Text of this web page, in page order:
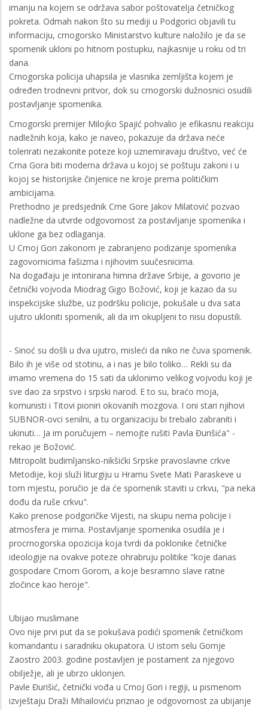
imanju na kojem se održava sabor poštovatelja četničkog
pokreta. Odmah nakon što su mediji u Podgorici objavili tu
informaciju, crnogorsko Ministarstvo kulture naložilo je da se
spomenik ukloni po hitnom postupku, najkasnije u roku od tri
dana.
Crnogorska policija uhapsila je vlasnika zemljišta kojem je
određen trodnevni pritvor, dok su crnogorski dužnosnici osudili
postavljanje spomenika.
Crnogorski premijer Milojko Spajić pohvalio je efikasnu reakciju
nadležnih koja, kako je naveo, pokazuje da država neće
tolerirati nezakonite poteze koji uznemiravaju društvo, već će
Crna Gora biti moderna država u kojoj se poštuju zakoni i u
kojoj se historijske činjenice ne kroje prema političkim
ambicijama.
Prethodno je predsjednik Crne Gore Jakov Milatović pozvao
nadležne da utvrde odgovornost za postavljanje spomenika i
uklone ga bez odlaganja.
U Crnoj Gori zakonom je zabranjeno podizanje spomenika
zagovornicima fašizma i njihovim suučesnicima.
Na događaju je intonirana himna države Srbije, a govorio je
četnički vojvoda Miodrag Gigo Božović, koji je kazao da su
inspekcijske službe, uz podršku policije, pokušale u dva sata
ujutro ukloniti spomenik, ali da im okupljeni to nisu dopustili.
- Sinoć su došli u dva ujutro, misleći da niko ne čuva spomenik.
Bilo ih je više od stotinu, a i nas je bilo toliko… Rekli su da
imamo vremena do 15 sati da uklonimo velikog vojvodu koji je
sve dao za srpstvo i srpski narod. E to su, braćo moja,
komunisti i Titovi pioniri okovanih mozgova. I oni stari njihovi
SUBNOR-ovci senilni, a tu organizaciju bi trebalo zabraniti i
ukinuti… Ja im poručujem – nemojte rušiti Pavla Đurišića" -
rekao je Božović.
Mitropolit budimljansko-nikšićki Srpske pravoslavne crkve
Metodije, koji služi liturgiju u Hramu Svete Mati Paraskeve u
tom mjestu, poručio je da će spomenik staviti u crkvu, "pa neka
dođu da ruše crkvu".
Kako prenose podgoričke Vijesti, na skupu nema policije i
atmosfera je mirna. Postavljanje spomenika osudila je i
procrnogorska opozicija koja tvrdi da poklonike četničke
ideologije na ovakve poteze ohrabruju politike "koje danas
gospodare Crnom Gorom, a koje besramno slave ratne
zločince kao heroje".
Ubijao muslimane
Ovo nije prvi put da se pokušava podići spomenik četničkom
komandantu i saradniku okupatora. U istom selu Gornje
Zaostro 2003. godine postavljen je postament za njegovo
obilježje, ali je ubrzo uklonjen.
Pavle Đurišić, četnički vođa u Crnoj Gori i regiji, u pismenom
izvještaju Draži Mihailoviću priznao je odgovornost za ubijanje